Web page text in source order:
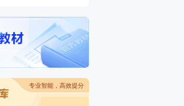
专业智能，高效提分